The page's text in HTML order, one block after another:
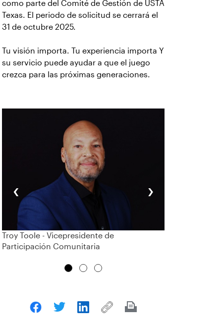
como parte del Comité de Gestión de USTA
Texas. El periodo de solicitud se cerrará el
31 de octubre 2025.
Tu visión importa. Tu experiencia importa Y
su servicio puede ayudar a que el juego
crezca para las próximas generaciones.
‹
Troy Toole - Vicepresidente de
Participación Comunitaria
›